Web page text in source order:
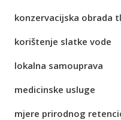
konzervacijska obrada
korištenje slatke vode
lokalna samouprava
medicinske usluge
mjere prirodnog